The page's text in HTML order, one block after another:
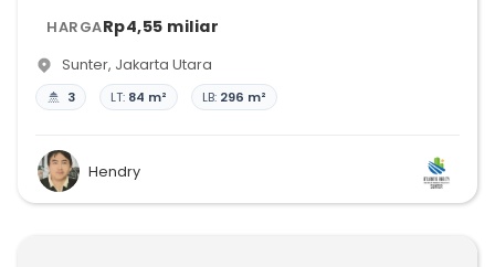
HARGARp4,55 miliar
Sunter, Jakarta Utara
3 LT: 84 m² LB: 296 m²
Hendry